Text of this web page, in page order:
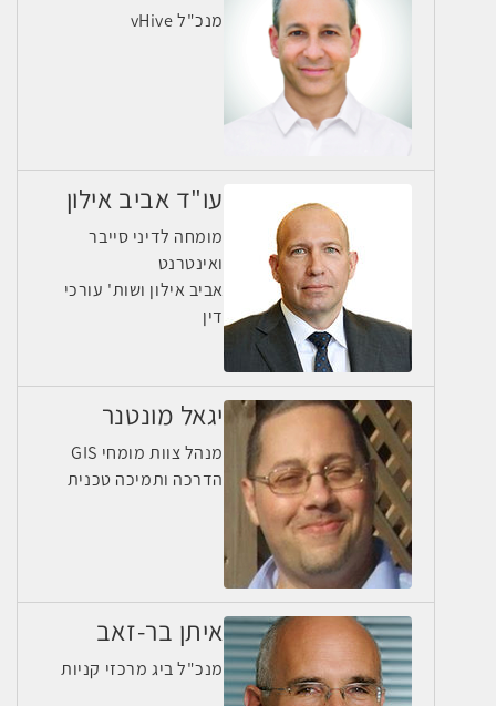
מנכ"ל vHive
עו"ד אביב אילון
מומחה לדיני סייבר
ואינטרנט
אביב אילון ושות' עורכי
דין
יגאל מונטנר
מנהל צוות מומחי GIS
הדרכה ותמיכה טכנית
איתן בר-זאב
מנכ"ל ביג מרכזי קניות